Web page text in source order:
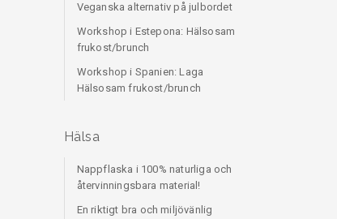
Veganska alternativ på julbordet
Workshop i Estepona: Hälsosam
frukost/brunch
Workshop i Spanien: Laga
Hälsosam frukost/brunch
Hälsa
Nappflaska i 100% naturliga och
återvinningsbara material!
En riktigt bra och miljövänlig